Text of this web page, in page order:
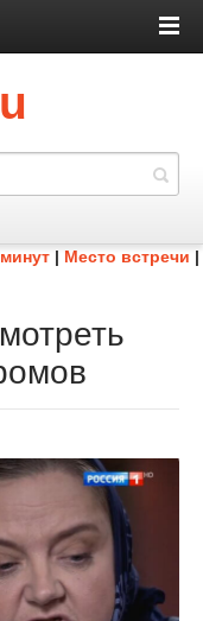
| Место встречи |